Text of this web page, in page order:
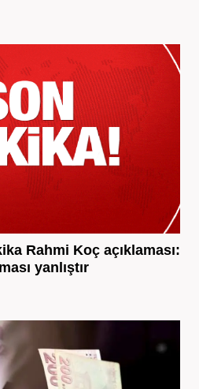
Rahmi Koç açıklaması:
yanlıştır